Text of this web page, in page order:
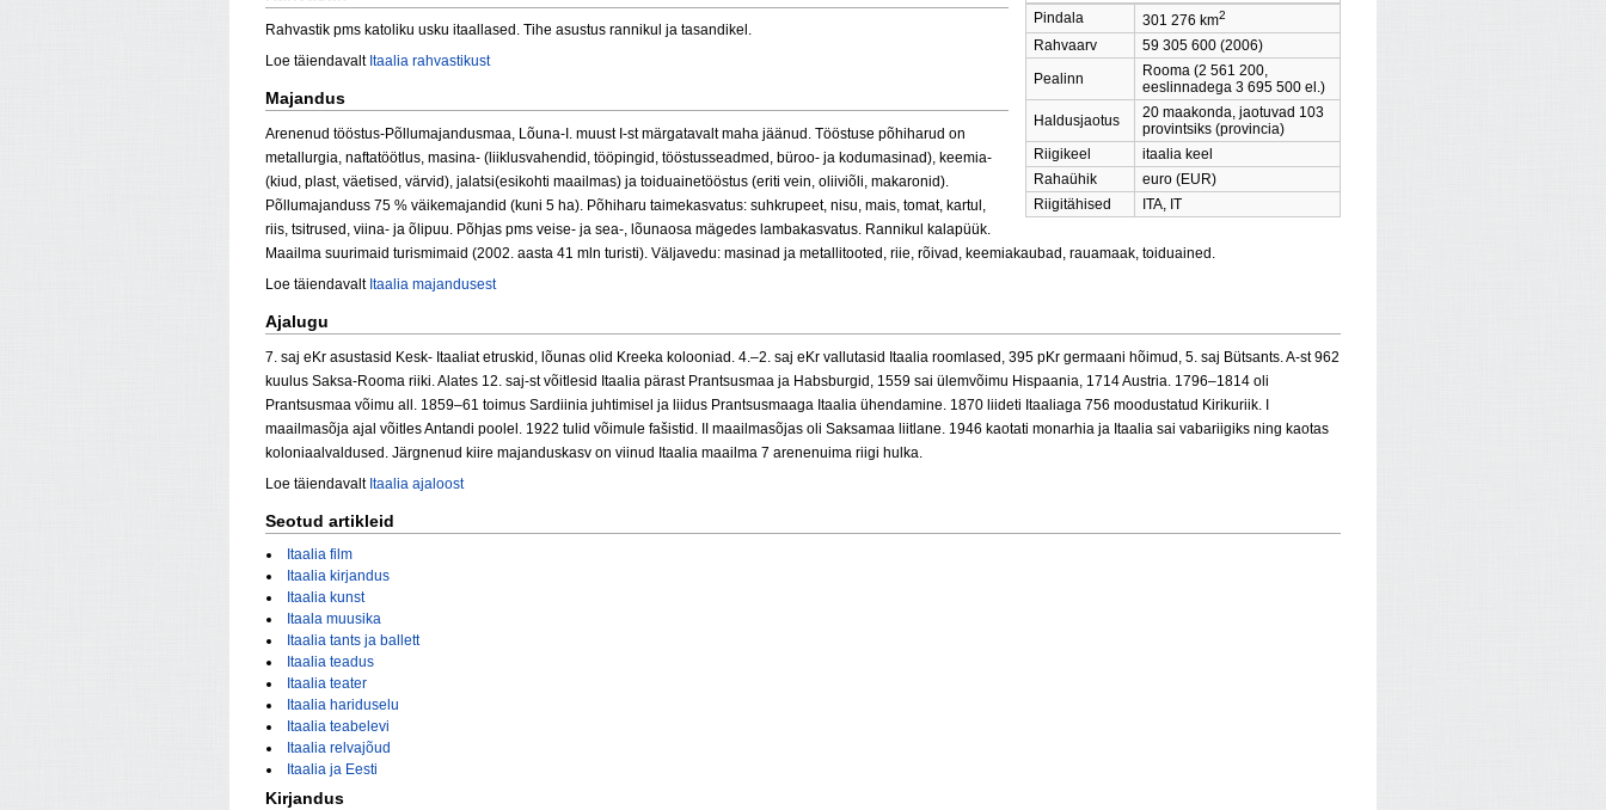
Pindala 301 276 km2
Rahvaarv
59 305 600 (2006)
Pealinn
Rooma (2 561 200,
eeslinnadega 3 695 500 el.)
Haldusjaotus
20 maakonda, jaotuvad 103
provintsiks (provincia)
Riigikeel
itaalia keel
Rahaühik
euro (EUR)
Riigitähised
ITA, IT
Rahvastik pms katoliku usku itaallased. Tihe asustus rannikul ja tasandikel.
Loe täiendavalt Itaalia rahvastikust
Majandus
Arenenud tööstus-Põllumajandusmaa, Lõuna-I. muust I-st märgatavalt maha jäänud. Tööstuse põhiharud on
metallurgia, naftatöötlus, masina- (liiklusvahendid, tööpingid, tööstusseadmed, büroo- ja kodumasinad), keemia-
(kiud, plast, väetised, värvid), jalatsi(esikohti maailmas) ja toiduainetööstus (eriti vein, oliiviõli, makaronid).
Põllumajanduss 75 % väikemajandid (kuni 5 ha). Põhiharu taimekasvatus: suhkrupeet, nisu, mais, tomat, kartul,
riis, tsitrused, viina- ja õlipuu. Põhjas pms veise- ja sea-, lõunaosa mägedes lambakasvatus. Rannikul kalapüük.
Maailma suurimaid turismimaid (2002. aasta 41 mln turisti). Väljavedu: masinad ja metallitooted, riie, rõivad, keemiakaubad, rauamaak, toiduained.
Loe täiendavalt Itaalia majandusest
Ajalugu
7. saj eKr asustasid Kesk- Itaaliat etruskid, lõunas olid Kreeka kolooniad. 4.–2. saj eKr vallutasid Itaalia roomlased, 395 pKr germaani hõimud, 5. saj Bütsants. A-st 962
kuulus Saksa-Rooma riiki. Alates 12. saj-st võitlesid Itaalia pärast Prantsusmaa ja Habsburgid, 1559 sai ülemvõimu Hispaania, 1714 Austria. 1796–1814 oli
Prantsusmaa võimu all. 1859–61 toimus Sardiinia juhtimisel ja liidus Prantsusmaaga Itaalia ühendamine. 1870 liideti Itaaliaga 756 moodustatud Kirikuriik. I
maailmasõja ajal võitles Antandi poolel. 1922 tulid võimule fašistid. II maailmasõjas oli Saksamaa liitlane. 1946 kaotati monarhia ja Itaalia sai vabariigiks ning kaotas
koloniaalvaldused. Järgnenud kiire majanduskasv on viinud Itaalia maailma 7 arenenuima riigi hulka.
Loe täiendavalt Itaalia ajaloost
Seotud artikleid
Itaalia film
Itaalia kirjandus
Itaalia kunst
Itaala muusika
Itaalia tants ja ballett
Itaalia teadus
Itaalia teater
Itaalia hariduselu
Itaalia teabelevi
Itaalia relvajõud
Itaalia ja Eesti
Kirjandus